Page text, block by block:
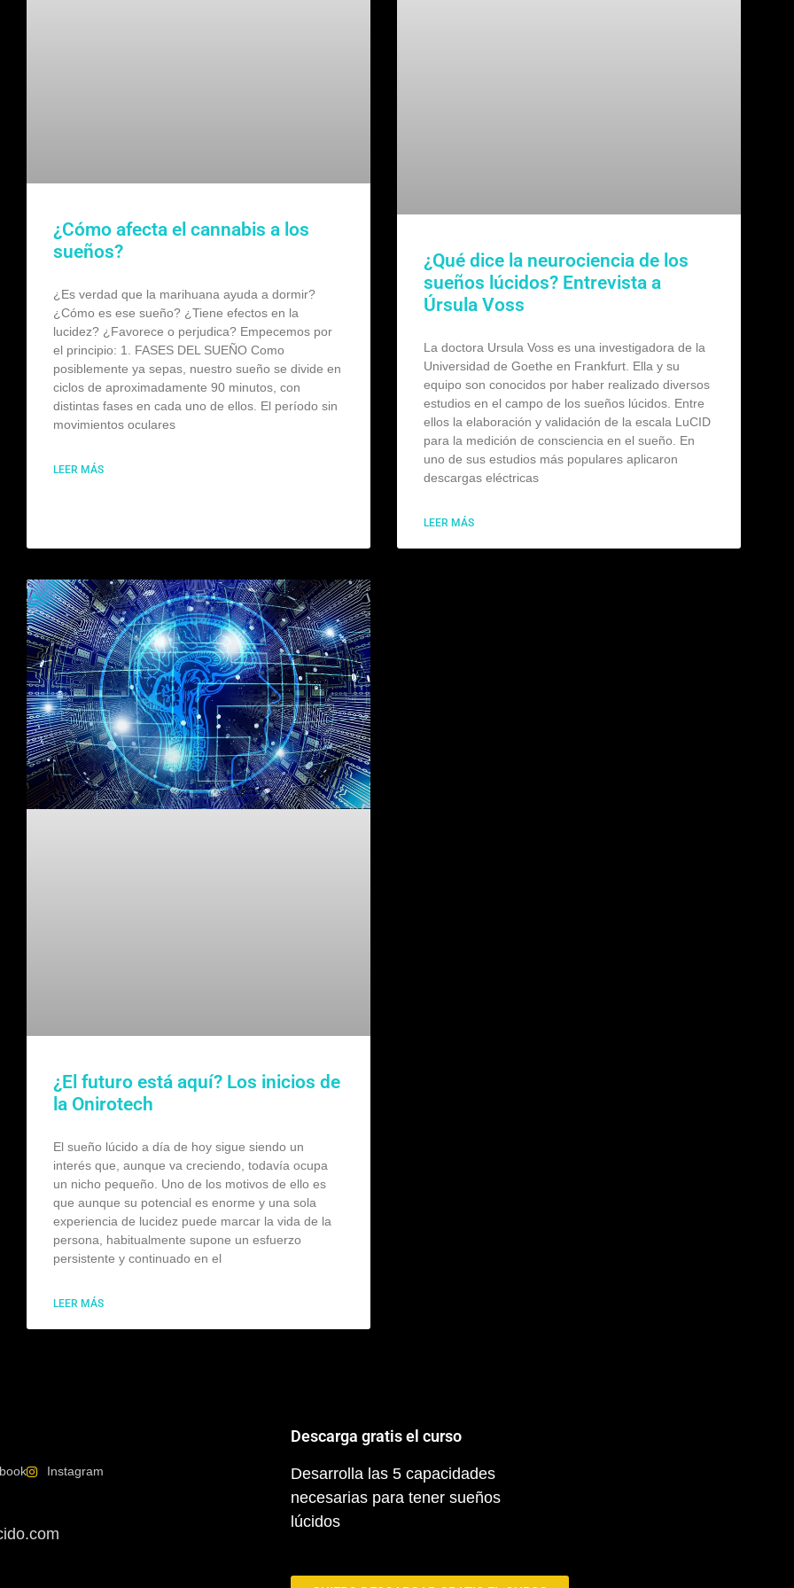
¿Cómo afecta el cannabis a los
sueños?
¿Es verdad que la marihuana ayuda a dormir?
¿Cómo es ese sueño? ¿Tiene efectos en la
lucidez? ¿Favorece o perjudica? Empecemos por
el principio: 1. FASES DEL SUEÑO Como
posiblemente ya sepas, nuestro sueño se divide en
ciclos de aproximadamente 90 minutos, con
distintas fases en cada uno de ellos. El período sin
movimientos oculares
LEER MÁS
¿Qué dice la neurociencia de los
sueños lúcidos? Entrevista a
Úrsula Voss
La doctora Ursula Voss es una investigadora de la
Universidad de Goethe en Frankfurt. Ella y su
equipo son conocidos por haber realizado diversos
estudios en el campo de los sueños lúcidos. Entre
ellos la elaboración y validación de la escala LuCID
para la medición de consciencia en el sueño. En
uno de sus estudios más populares aplicaron
descargas eléctricas
LEER MÁS
¿El futuro está aquí? Los inicios de
la Onirotech
El sueño lúcido a día de hoy sigue siendo un
interés que, aunque va creciendo, todavía ocupa
un nicho pequeño. Uno de los motivos de ello es
que aunque su potencial es enorme y una sola
experiencia de lucidez puede marcar la vida de la
persona, habitualmente supone un esfuerzo
persistente y continuado en el
LEER MÁS
Instagram
Descarga gratis el curso
Desarrolla las 5 capacidades
necesarias para tener sueños
lúcidos